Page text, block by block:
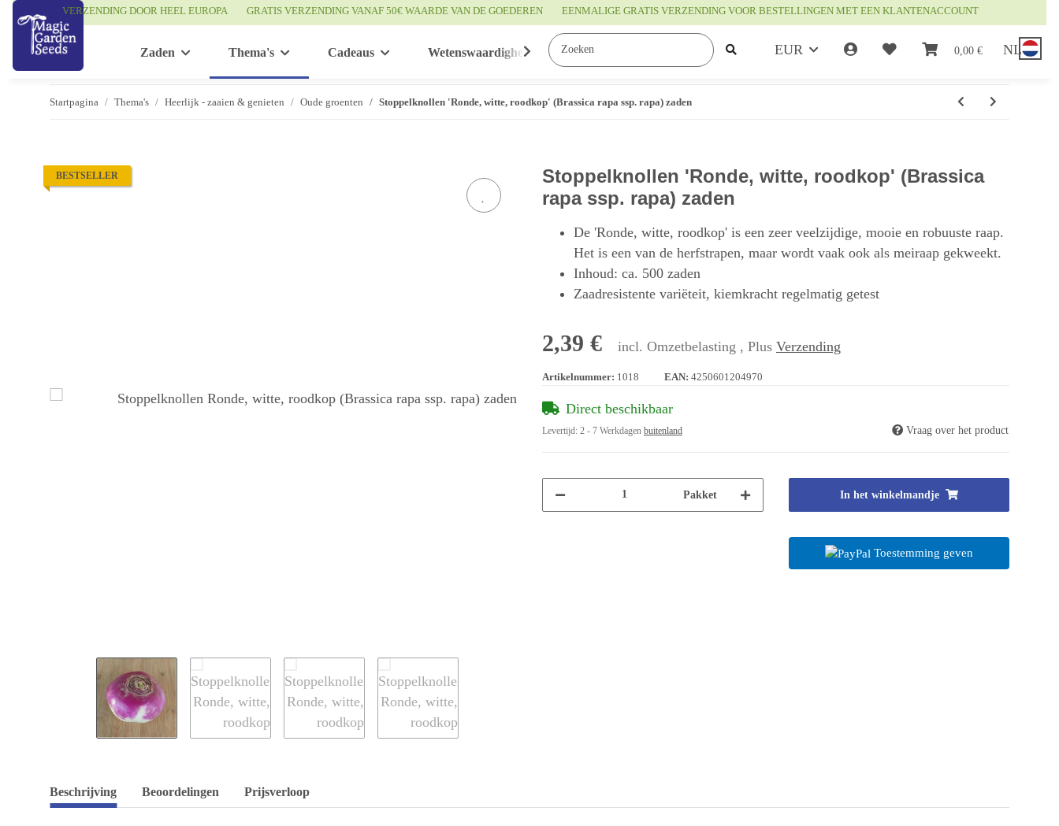
VERZENDING DOOR HEEL EUROPA GRATIS VERZENDING VANAF 50€ WAARDE VAN DE GOEDEREN EENMALIGE GRATIS VERZENDING VOOR BESTELLINGEN MET EEN KLANTENACCOUNT
EUR 0,00 € NL
Zaden Thema's Cadeaus Wetenswaardigheden
Startpagina Thema's Heerlijk - zaaien & genieten Oude groenten Stoppelknollen 'Ronde, witte, roodkop' (Brassica rapa ssp. rapa) zaden
BESTSELLER
Stoppelknollen 'Ronde, witte, roodkop' (Brassica
rapa ssp. rapa) zaden
De 'Ronde, witte, roodkop' is een zeer veelzijdige, mooie en robuuste raap.
Het is een van de herfstrapen, maar wordt vaak ook als meiraap gekweekt.
Inhoud: ca. 500 zaden
Zaadresistente variëteit, kiemkracht regelmatig getest
2,39 € incl. Omzetbelasting , Plus Verzending
Artikelnummer: 1018 EAN: 4250601204970
Direct beschikbaar
Levertijd: 2 - 7 Werkdagen buitenland Vraag over het product
Pakket In het winkelmandje
Toestemming geven
Beschrijving Beoordelingen Prijsverloop